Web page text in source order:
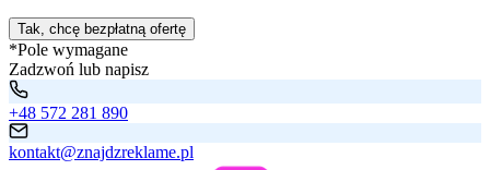
Tak, chcę bezpłatną ofertę
*Pole wymagane
Zadzwoń lub napisz
+48 572 281 890
kontakt@znajdzreklame.pl